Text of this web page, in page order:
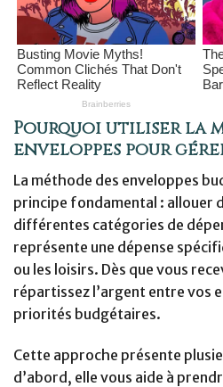
Pourquoi utiliser la
enveloppes pour
La méthode des enveloppes
principe fondamental : allouer
différentes catégories de
représente une dépense
ou les loisirs. Dès que vous
répartissez l’argent entre vos
priorités budgétaires.
Cette approche présente
d’abord, elle vous aide à